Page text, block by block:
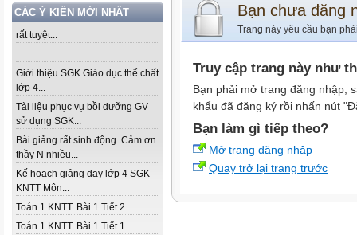
CÁC Ý KIẾN MỚI NHẤT
rất tuyệt...
...
Giới thiệu SGK Giáo dục thể chất
lớp 4...
Tài liệu phục vụ bồi dưỡng GV
sử dụng SGK...
Bài giảng rất sinh động. Cảm ơn
thầy N nhiều...
Kế hoạch giảng dạy lớp 4 SGK -
KNTT Môn...
Toán 1 KNTT. Bài 1 Tiết 2....
Toán 1 KNTT. Bài 1 Tiết 1....
Bạn chưa đăng
Trang này yêu cầu bạn
Truy cập trang này như
Bạn phải mở trang đăng nhập,
khẩu đã đăng ký rồi nhấn nút
Bạn làm gì tiếp theo?
Mở trang đăng nhập
Quay trở lại trang trước